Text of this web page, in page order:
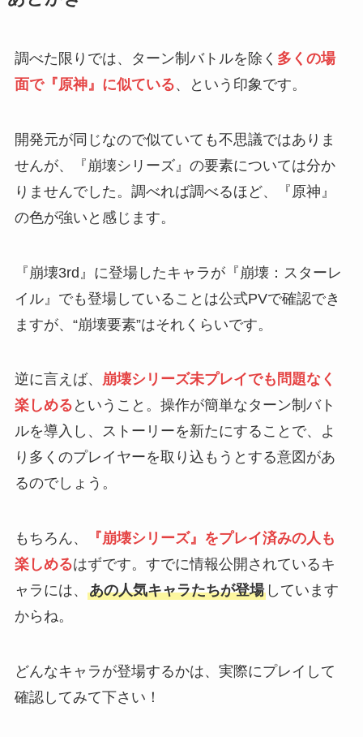
調べた限りでは、ターン制バトルを除く 多くの場
面で『原神』に似ている、という印象です。
開発元が同じなので似ていても不思議ではありま
せんが、『崩壊シリーズ』の要素については分か
りませんでした。調べれば調べるほど、『原神』
の色が強いと感じます。
『崩壊3rd』に登場したキャラが『崩壊：スターレ
イル』でも登場していることは公式PVで確認でき
ますが、“崩壊要素”はそれくらいです。
逆に言えば、 崩壊シリーズ未プレイでも問題なく
楽しめる ということ。操作が簡単なターン制バト
ルを導入し、ストーリーを新たにすることで、よ
り多くのプレイヤーを取り込もうとする意図があ
るのでしょう。
もちろん、
『崩壊シリーズ』をプレイ済みの人も
楽しめるはずです。すでに情報公開されているキ
ャラには、 あの人気キャラたちが登場しています
からね。
どんなキャラが登場するかは、実際にプレイして
確認してみて下さい！